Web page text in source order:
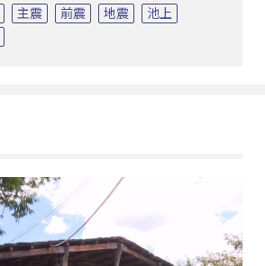
主震 前震 地震
池上